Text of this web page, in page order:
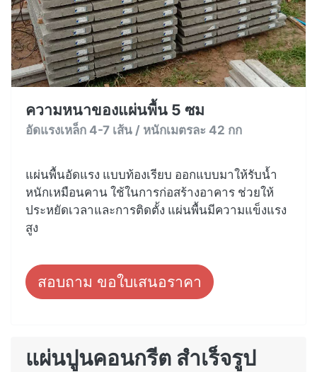
ความหนาของแผ่นพื้น 5 ซม
อัดแรงเหล็ก 4-7 เส้น / หนักเมตรละ 42 กก
แผ่นพื้นอัดแรง แบบท้องเรียบ ออกแบบมาให้รับน้ำ
หนักเหมือนคาน ใช้ในการก่อสร้างอาคาร ช่วยให้
ประหยัดเวลาและการติดตั้ง แผ่นพื้นมีความแข็งแรง
สูง
สอบถาม ขอใบเสนอราคา
แผ่นปูนคอนกรีต สำเร็จรูป